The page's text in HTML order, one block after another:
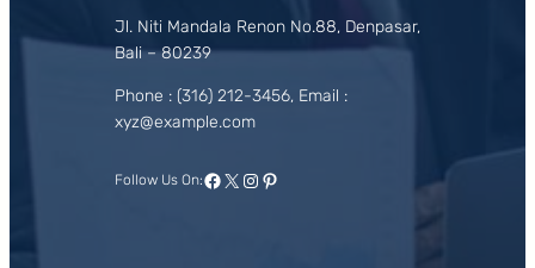
Jl. Niti Mandala Renon No.88, Denpasar,
Bali – 80239
Phone : (316) 212-3456, Email :
xyz@example.com
Follow Us On:Facebook
X Instagram
Pinterest